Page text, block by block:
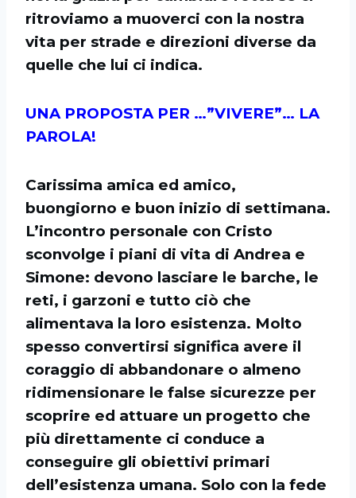
ritroviamo a muoverci con la nostra
vita per strade e direzioni diverse da
quelle che lui ci indica.
UNA PROPOSTA PER …”VIVERE”… LA
PAROLA!
Carissima amica ed amico,
buongiorno e buon inizio di settimana.
L’incontro personale con Cristo
sconvolge i piani di vita di Andrea e
Simone: devono lasciare le barche, le
reti, i garzoni e tutto ciò che
alimentava la loro esistenza. Molto
spesso convertirsi significa avere il
coraggio di abbandonare o almeno
ridimensionare le false sicurezze per
scoprire ed attuare un progetto che
più direttamente ci conduce a
conseguire gli obiettivi primari
dell’esistenza umana. Solo con la fede